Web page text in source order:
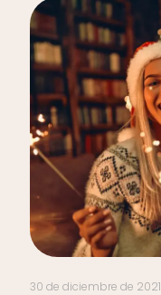
30 de diciembre de 2021